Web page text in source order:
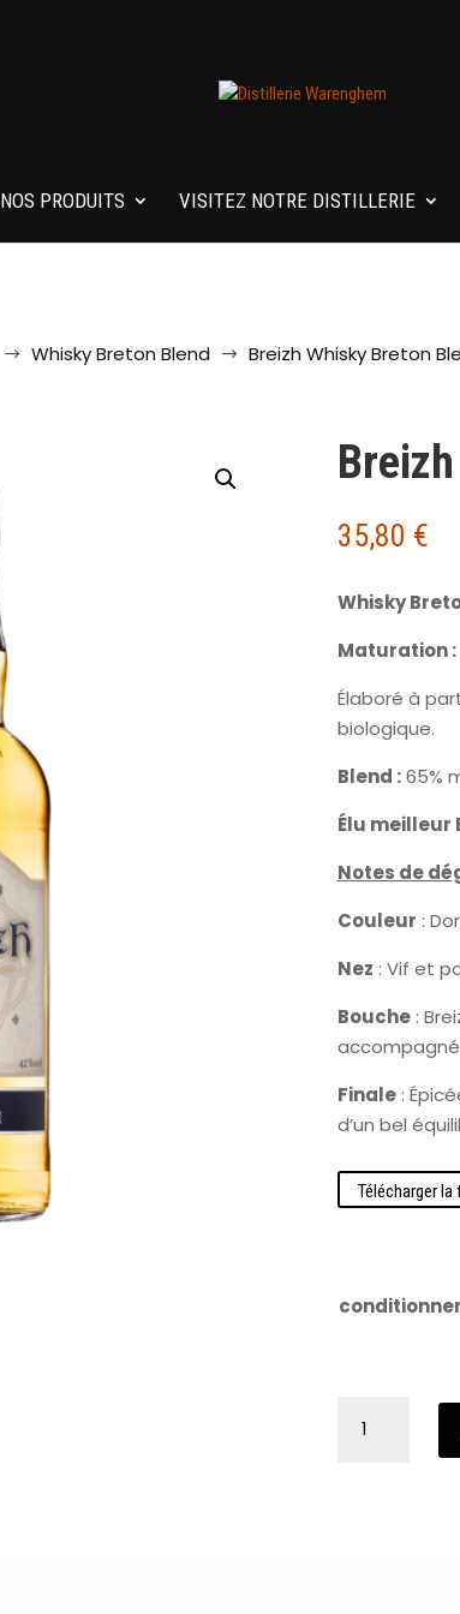
NOS PRODUITS VISITEZ NOTRE DISTILLERIE
$ Whisky Breton Blend $ Breizh Whisky Breton
35,80 €
Whisky
Maturation :
Élaboré à
biologique.
Blend :65%
Élu meilleur
Notes de
Couleur :
Nez : Vif et
Bouche:
Finale:
d’un bel
Télécharger